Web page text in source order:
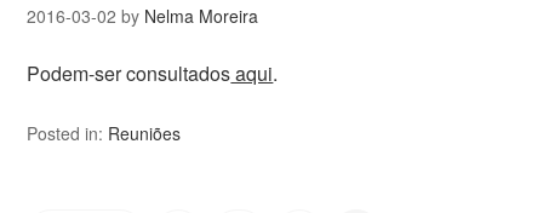
2016-03-02 by Nelma Moreira
Podem-ser consultadosaqui.
Posted in: Reuniões